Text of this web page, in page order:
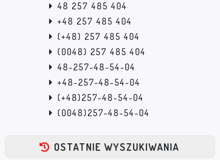
48 257 485 404
+48 257 485 404
(+48) 257 485 404
(0048) 257 485 404
48-257-48-54-04
+48-257-48-54-04
(+48)257-48-54-04
(0048)257-48-54-04
OSTATNIE WYSZUKIWANIA